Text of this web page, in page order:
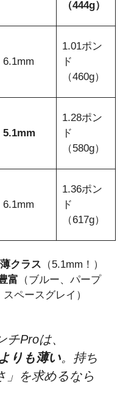
（444g）
6.1mm
1.01ポン
ド
（460g）
5.1mm
1.28ポン
ド
（580g）
6.1mm
1.36ポン
ド
（617g）
クラス （5.1mm！）
富 （ブルー、パープ
ペースグレイ）
チProは、
りも薄い。持ち
」を求めるなら